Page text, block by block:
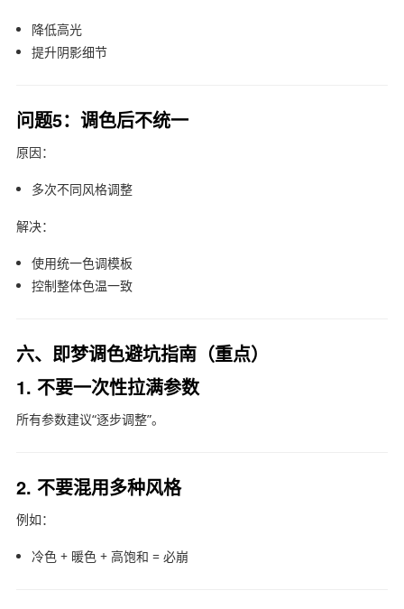
降低高光
提升阴影细节
问题5：调色后不统一
原因：
多次不同风格调整
解决：
使用统一色调模板
控制整体色温一致
六、即梦调色避坑指南（重点）
1. 不要一次性拉满参数
所有参数建议“逐步调整”。
2. 不要混用多种风格
例如：
冷色 + 暖色 + 高饱和 = 必崩